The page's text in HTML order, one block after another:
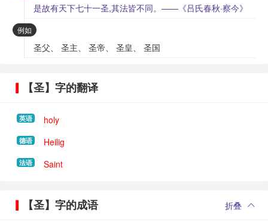
是故有天下七十一圣,其法皆不同。——《吕氏春秋·察今》
例如 ：
圣父、 圣主、 圣帝、 圣皇、 圣国
【圣】字的翻译
英语 holy
德语 Heilig
法语 Saint
【圣】字的成语 折叠